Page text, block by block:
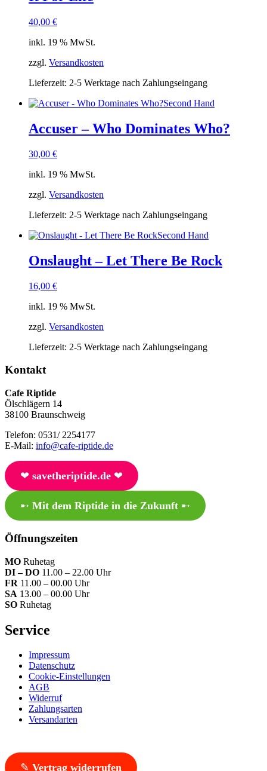
40,00 €
inkl. 19 % MwSt.
zzgl. Versandkosten
Lieferzeit: 2-5 Werktage nach Zahlungseingang
Second Hand
Accuser – Who Dominates Who?
30,00 €
inkl. 19 % MwSt.
zzgl. Versandkosten
Lieferzeit: 2-5 Werktage nach Zahlungseingang
Second Hand
Onslaught – Let There Be Rock
16,00 €
inkl. 19 % MwSt.
zzgl. Versandkosten
Lieferzeit: 2-5 Werktage nach Zahlungseingang
Kontakt
Cafe Riptide
Ölschlägern 14
38100 Braunschweig
Telefon: 0531/ 2254177
E-Mail: info@cafe-riptide.de
❤︎ savetheriptide.de❤︎
➸ Mit dem Riptide in die Zukunft➸
Öffnungszeiten
MO Ruhetag
DI – DO 11.00 – 22.00 Uhr
FR 11.00 – 00.00 Uhr
SA 13.00 – 00.00 Uhr
SO Ruhetag
Service
Impressum
Datenschutz
Cookie-Einstellungen
AGB
Widerruf
Zahlungsarten
Versandarten
✎ Vertrag widerrufen